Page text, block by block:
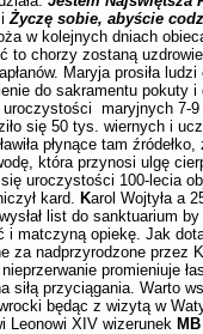
i Życzę sobie, abyście
w kolejnych dniach
to chorzy zostaną
Maryja prosiła
do sakramentu pokuty i
maryjnych 7-9
się 50 tys. wiernych i
płynące tam
która przynosi ulgę
się uroczystości 100-lecia
kard. Karol Wojtyła a
list do sanktuarium
i matczyną opiekę. Jak
za nadprzyrodzone przez
promieniuje
siłą przyciągania. Warto
będąc z wizytą w
Leonowi XIV wizerunek